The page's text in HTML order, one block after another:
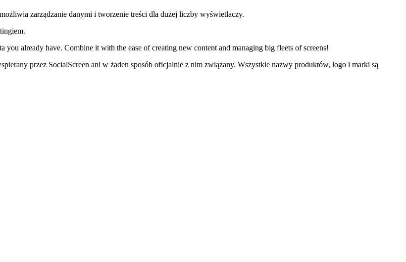
zarządzanie danymi i tworzenie treści dla dużej liczby wyświetlaczy.
you already have. Combine it with the ease of creating new content and managing big fleets of screens!
przez SocialScreen ani w żaden sposób oficjalnie z nim związany. Wszystkie nazwy produktów, logo i marki są